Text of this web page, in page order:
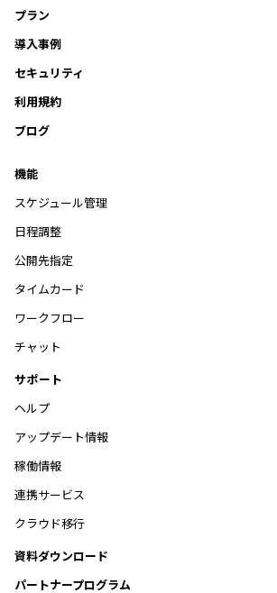
プラン
導入事例
セキュリティ
利用規約
ブログ
機能
スケジュール管理
日程調整
公開先指定
タイムカード
ワークフロー
チャット
サポート
ヘルプ
アップデート情報
稼働情報
連携サービス
クラウド移行
資料ダウンロード
パートナープログラム